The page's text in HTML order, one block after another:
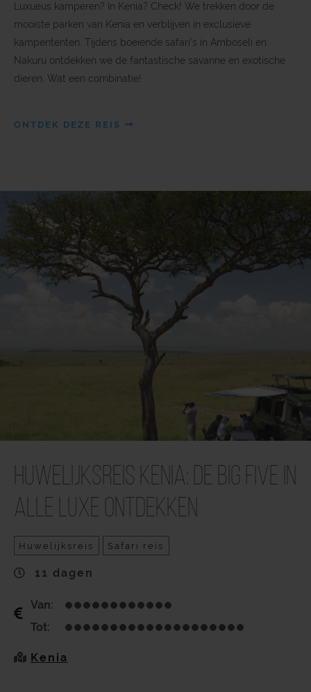
Luxueus kamperen? In Kenia? Check! We trekken door de
mooiste parken van Kenia en verblijven in exclusieve
kampententen. Tijdens boeiende safari’s in Amboseli en
Nakuru ontdekken we de fantastische savanne en exotische
dieren. Wat een combinatie!
ONTDEK DEZE REIS
Huwelijksreis Kenia: De Big Five in
alle luxe ontdekken
Huwelijksreis Safari reis
11 dagen
Van:
Tot:
Kenia